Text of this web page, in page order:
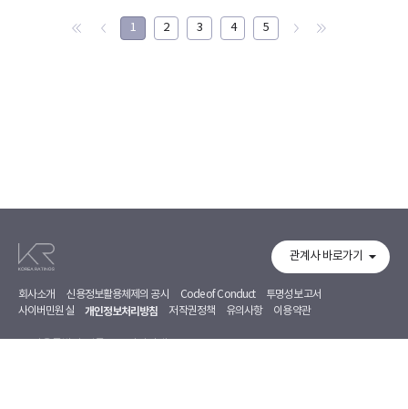
1 2 3 4 5
회사소개 신용정보활용체제의 공시 Code of Conduct
투명성보고서
사이버민원실
개인정보처리방침 저작권정책 유의사항 이용약관
관계사 바로가기